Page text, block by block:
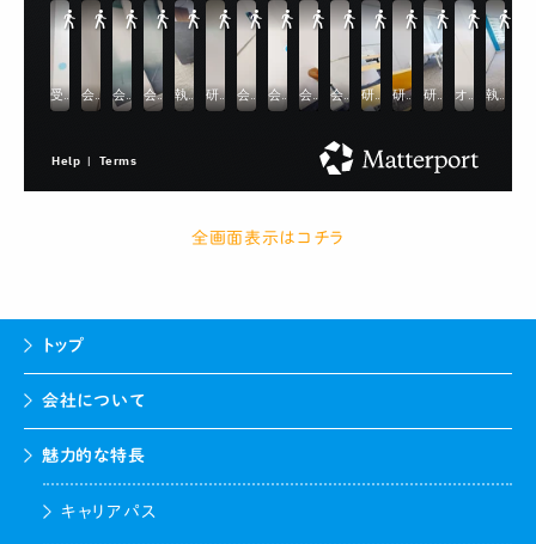
全画面表示はコチラ
トップ
会社について
魅力的な特長
キャリアパス